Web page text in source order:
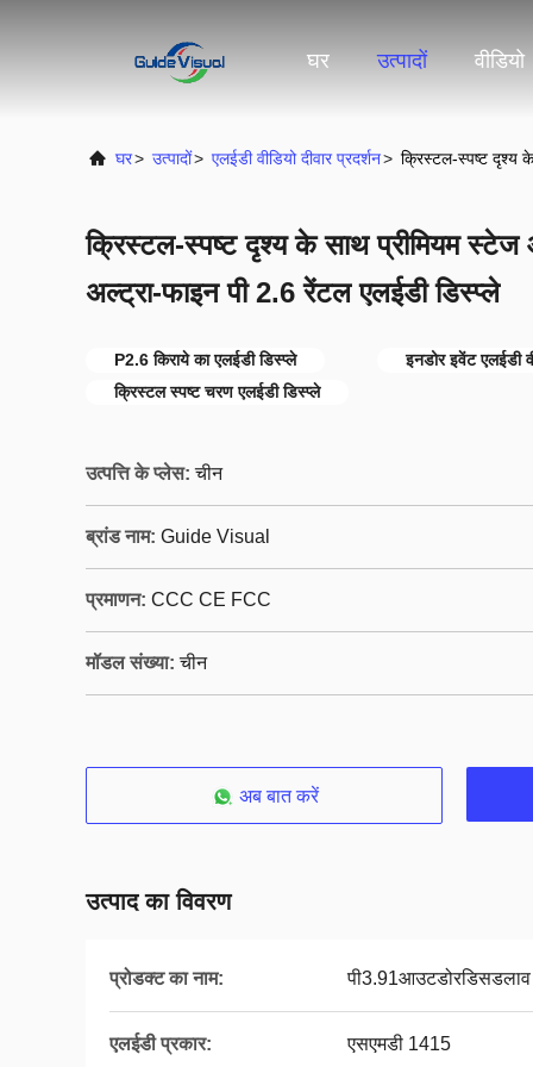
घर उत्पादों वीडियो
घर> उत्पादों> एलईडी वीडियो दीवार प्रदर्शन> क्रिस्टल-स्पष्ट दृश्य
क्रिस्टल-स्पष्ट दृश्य के साथ प्रीमियम
अल्ट्रा-फाइन पी 2.6 रेंटल एलईडी डिस्प्ले
P2.6 किराये का एलईडी डिस्प्ले
इनडोर इवेंट एलईडी
क्रिस्टल स्पष्ट चरण एलईडी डिस्प्ले
उत्पत्ति के प्लेस: चीन
ब्रांड नाम: Guide Visual
प्रमाणन: CCC CE FCC
मॉडल संख्या: चीन
अब बात करें
उत्पाद का विवरण
प्रोडक्ट का नाम: पी3.91आउटडोरडिसडलाव
एलईडी प्रकार: एसएमडी 1415